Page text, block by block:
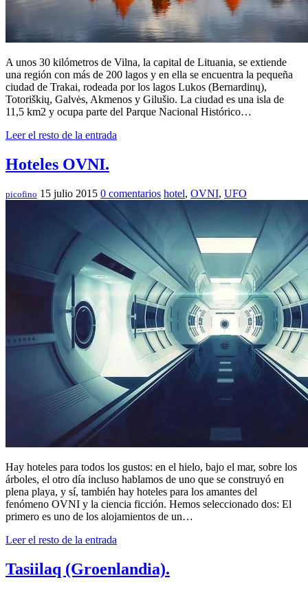
A unos 30 kilómetros de Vilna, la capital de Lituania, se extiende
una región con más de 200 lagos y en ella se encuentra la pequeña
ciudad de Trakai, rodeada por los lagos Lukos (Bernardinų),
Totoriškių, Galvės, Akmenos y Gilušio. La ciudad es una isla de
11,5 km2 y ocupa parte del Parque Nacional Histórico…
Leer el resto de la entrada
Hoteles OVNI.
picofino 15 julio 2015 0 comentarios hotel, OVNI, UFO
Hay hoteles para todos los gustos: en el hielo, bajo el mar, sobre los
árboles, el otro día incluso hablamos de uno que se construyó en
plena playa, y sí, también hay hoteles para los amantes del
fenómeno OVNI y la ciencia ficción. Hemos seleccionado dos: El
primero es uno de los alojamientos de un…
Leer el resto de la entrada
Tasiilaq (Groenlandia).